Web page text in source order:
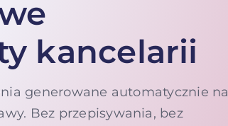
kancelarii
generowane automatycznie na
Bez przepisywania, bez